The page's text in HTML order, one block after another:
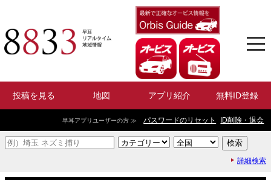
投稿を見る 地図 アプリ紹介 無料ID登録
早耳アプリユーザーの方 ≫ パスワードのリセット ID削除・退会
詳細検索